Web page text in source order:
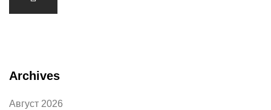
Archives
Август 2026